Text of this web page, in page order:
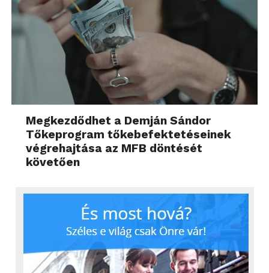
Megkezdődhet a Demján Sándor
Tőkeprogram tőkebefektetéseinek
végrehajtása az MFB döntését
követően